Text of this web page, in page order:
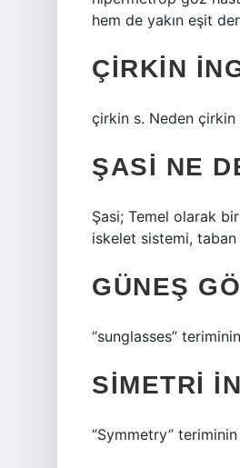
hem de yakın eşit
ÇIRKIN
çirkin s. Neden çirkin
ŞASI NE
Şasi; Temel olarak
iskelet sistemi,
GÜNEŞ
“sunglasses”
SIMETRI
“Symmetry”